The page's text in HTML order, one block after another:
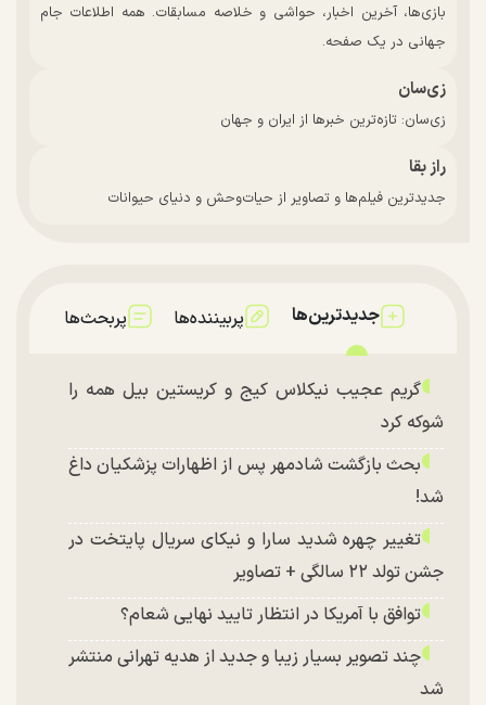
بازی‌ها، آخرین اخبار، حواشی و خلاصه مسابقات. همه اطلاعات جام
جهانی در یک صفحه.
زی‌سان
زی‌سان: تازه‌ترین خبرها از ایران و جهان
راز بقا
جدیدترین فیلم‌ها و تصاویر از حیات‌وحش و دنیای حیوانات
جدیدترین‌ها پربیننده‌ها پربحث‌ها
گریم عجیب نیکلاس کیج و کریستین بیل همه را
شوکه کرد
بحث بازگشت شادمهر پس از اظهارات پزشکیان داغ
شد!
تغییر چهره شدید سارا و نیکای سریال پایتخت در
جشن تولد ۲۲ سالگی + تصاویر
توافق با آمریکا در انتظار تایید نهایی شعام؟
چند تصویر بسیار زیبا و جدید از هدیه تهرانی منتشر
شد